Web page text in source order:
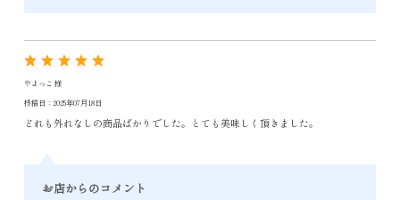
やよっこ 様
投稿日：2025年07月18日
どれも外れなしの商品ばかりでした。とても美味しく頂きました。
お店からのコメント